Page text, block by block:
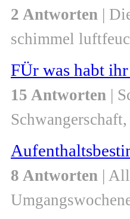
2 Antworten |
schimmel
FÜr was habt
15 Antworten |
8 Antworten |